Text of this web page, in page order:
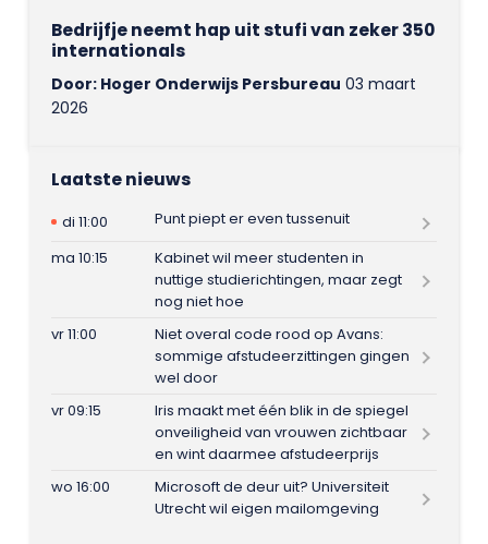
Bedrijfje neemt hap uit stufi van zeker 350
internationals
Door: Hoger Onderwijs Persbureau 03 maart
2026
Laatste nieuws
di 11:00
Punt piept er even tussenuit
ma 10:15
Kabinet wil meer studenten in
nuttige studierichtingen, maar zegt
nog niet hoe
vr 11:00
Niet overal code rood op Avans:
sommige afstudeerzittingen gingen
wel door
vr 09:15
Iris maakt met één blik in de spiegel
onveiligheid van vrouwen zichtbaar
en wint daarmee afstudeerprijs
wo 16:00
Microsoft de deur uit? Universiteit
Utrecht wil eigen mailomgeving